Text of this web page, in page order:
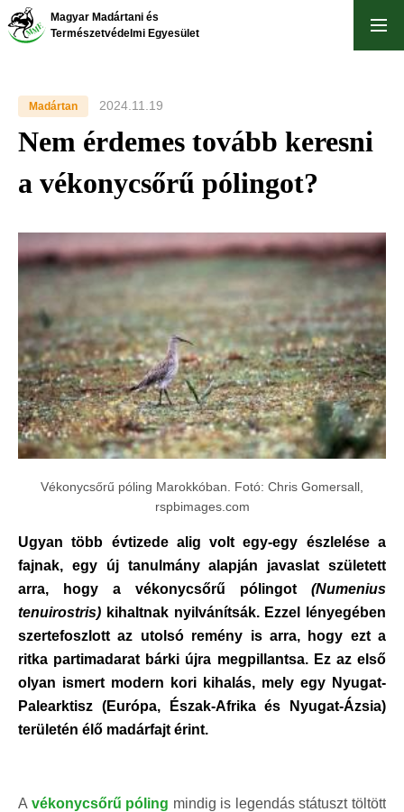
Ugrás
Magyar Madártani és
Természetvédelmi Egyesület
Madártan 2024.11.19
Nem érdemes tovább keresni
a vékonycsőrű pólingot?
Vékonycsőrű póling Marokkóban. Fotó: Chris Gomersall,
rspbimages.com
Ugyan több évtizede alig volt egy-egy észlelése a
fajnak, egy új tanulmány alapján javaslat született
arra, hogy a vékonycsőrű pólingot (Numenius
tenuirostris) kihaltnak nyilvánítsák. Ezzel lényegében
szertefoszlott az utolsó remény is arra, hogy ezt a
ritka partimadarat bárki újra megpillantsa. Ez az első
olyan ismert modern kori kihalás, mely egy Nyugat-
Palearktisz (Európa, Észak-Afrika és Nyugat-Ázsia)
területén élő madárfajt érint.
A vékonycsőrű póling mindig is legendás státuszt töltött